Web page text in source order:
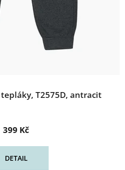
T2575D, antracit
399 Kč
DETAIL